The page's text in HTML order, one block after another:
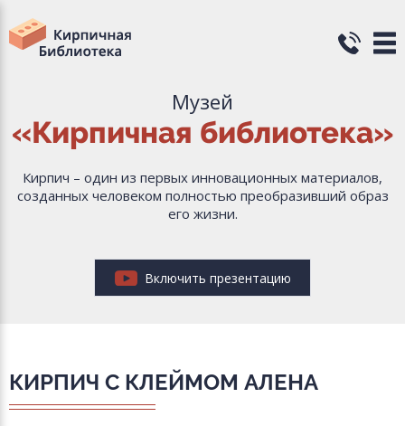
Музей
«Кирпичная библиотека»
Кирпич – один из первых инновационных материалов,
созданных человеком полностью преобразивший образ
его жизни.
Включить презентацию
КИРПИЧ С КЛЕЙМОМ АЛЕНА